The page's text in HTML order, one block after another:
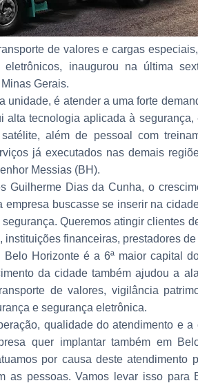
de valores e cargas
inaugurou na última
Gerais.
unidade, é atender a uma forte
alta tecnologia aplicada à segurança,
além de pessoal com
já executados nas demais
Messias (BH).
Guilherme Dias da Cunha, o
buscasse se inserir na
Queremos atingir clientes
financeiras, prestadores de
Horizonte é a 6ª maior capital
da cidade também ajudou a
de valores, vigilância
e segurança eletrônica.
qualidade do atendimento e
quer implantar também em
por causa deste atendimento
as pessoas. Vamos levar isso para